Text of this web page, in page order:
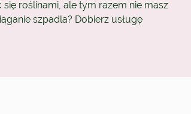
się roślinami, ale tym razem nie masz
szpadla? Dobierz usługę